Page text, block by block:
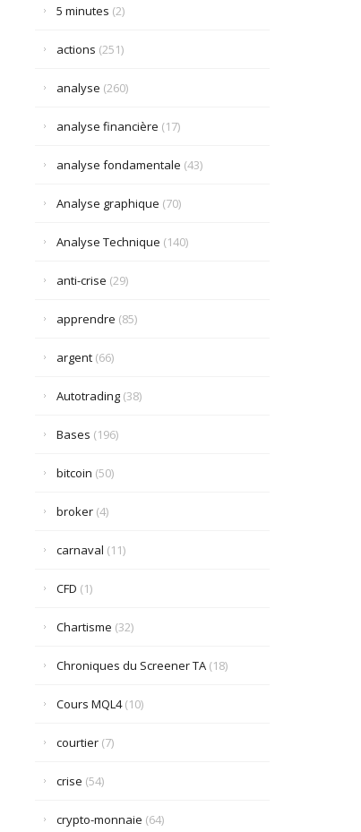
<em> <i> <q cite=""> <strike> <strong>
5 minutes (2)
actions (251)
analyse (260)
analyse financière (17)
analyse fondamentale (43)
Analyse graphique (70)
Analyse Technique (140)
anti-crise (29)
apprendre (85)
argent(66)
Autotrading(38)
Bases (196)
bitcoin (50)
broker(4)
carnaval (11)
CFD (1)
Chartisme (32)
Chroniques du Screener TA(18)
Cours MQL4(10)
courtier(7)
crise (54)
crypto-monnaie (64)